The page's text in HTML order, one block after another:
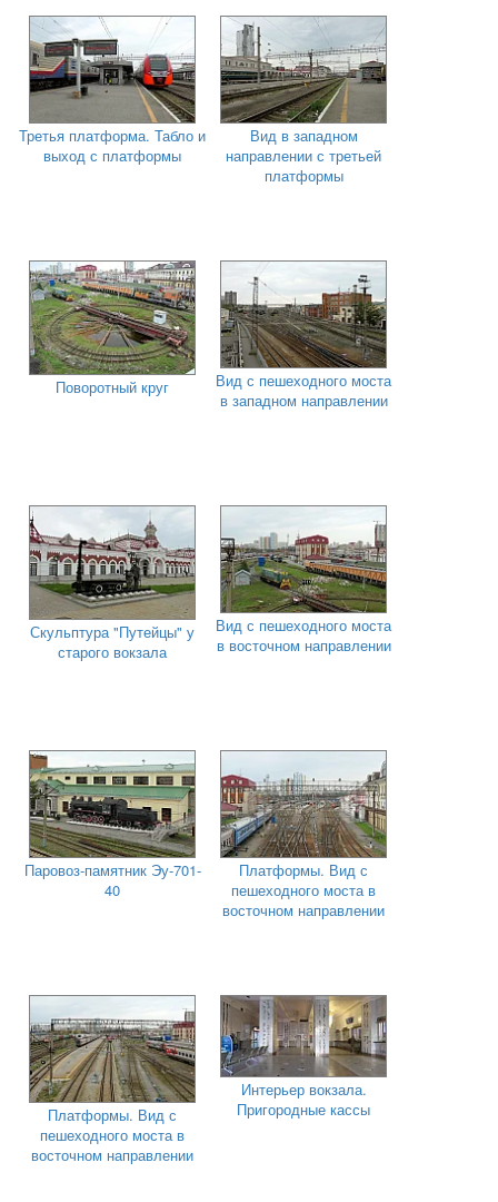
Третья платформа. Табло и
выход с платформы
Вид в западном
направлении с третьей
платформы
Поворотный круг
Вид с пешеходного моста
в западном направлении
Скульптура "Путейцы" у
старого вокзала
Вид с пешеходного моста
в восточном направлении
Паровоз-памятник Эу-701-
40
Платформы. Вид с
пешеходного моста в
восточном направлении
Платформы. Вид с
пешеходного моста в
восточном направлении
Интерьер вокзала.
Пригородные кассы